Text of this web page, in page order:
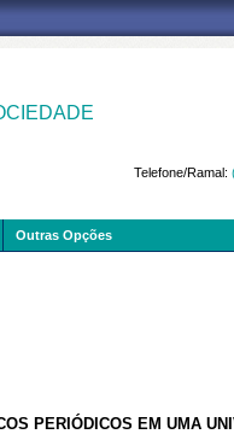
Telefone/Ramal:
Outras Opções
PERIÓDICOS EM UMA